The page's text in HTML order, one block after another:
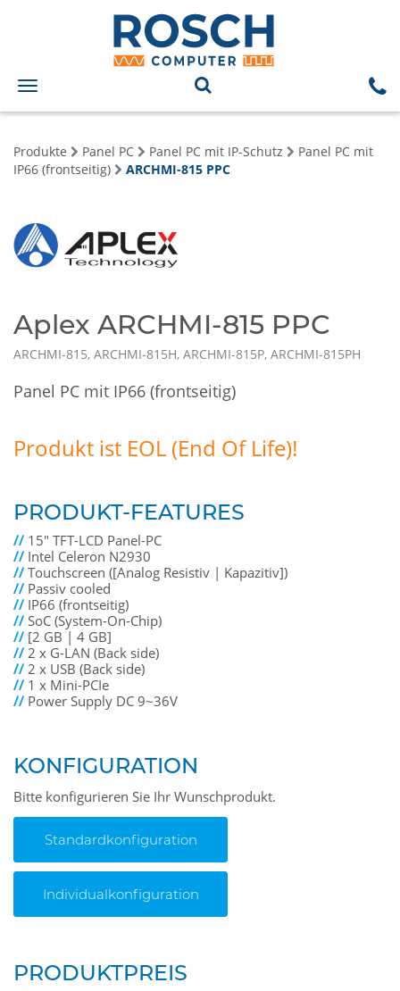
Toggle
navigation
Produkte Panel PC Panel PC mit IP-Schutz
Panel PC mit
IP66 (frontseitig)
ARCHMI-815 PPC
Aplex ARCHMI-815 PPC
ARCHMI-815, ARCHMI-815H, ARCHMI-815P, ARCHMI-815PH
Panel PC mit IP66 (frontseitig)
Produkt ist EOL (End Of Life)!
PRODUKT-FEATURES
// 15" TFT-LCD Panel-PC
// Intel Celeron N2930
//Touchscreen ([Analog Resistiv | Kapazitiv])
// Passiv cooled
// IP66 (frontseitig)
//SoC (System-On-Chip)
// [2 GB | 4 GB]
//2 x G-LAN (Back side)
//2 x USB (Back side)
// 1 x Mini-PCIe
// Power Supply DC 9~36V
KONFIGURATION
Bitte konfigurieren Sie Ihr Wunschprodukt.
Standardkonfiguration
Individualkonfiguration
PRODUKTPREIS